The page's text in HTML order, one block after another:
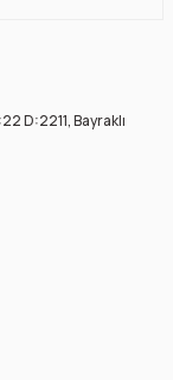
D:2211, Bayraklı